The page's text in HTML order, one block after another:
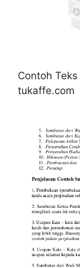
Contoh
tukaffe.com